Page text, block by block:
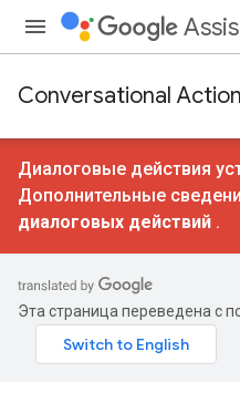
Conversational
Диалоговые действия
Дополнительные
диалоговых действий .
Эта страница переведена с